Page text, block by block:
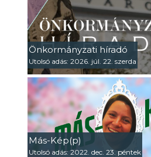
Önkormányzati híradó
Utolsó adás: 2026. júl. 22. szerda
Más-Kép(p)
Utolsó adás: 2022. dec. 23. péntek